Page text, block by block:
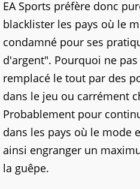
EA Sports préfère donc
blacklister les pays où le
condamné pour ses
d'argent". Pourquoi ne
remplacé le tout par des
dans le jeu ou carrément
Probablement pour
dans les pays où le mode
ainsi engranger un
la guêpe.